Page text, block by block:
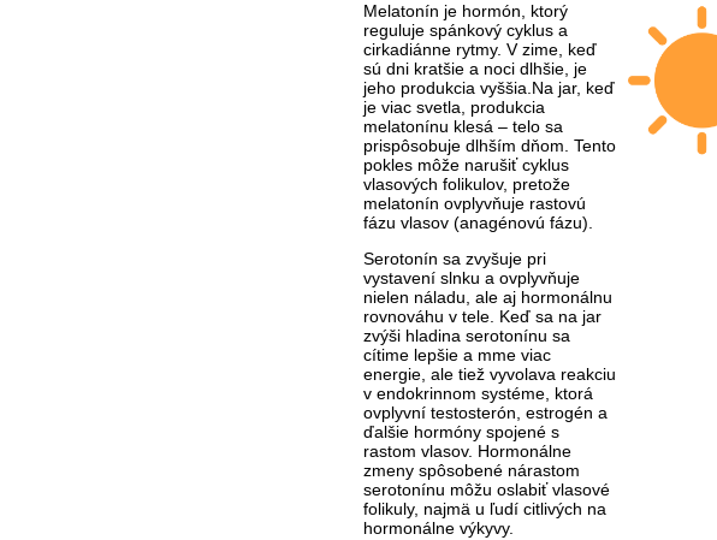
Melatonín je hormón, ktorý
reguluje spánkový cyklus a
cirkadiánne rytmy. V zime, keď
sú dni kratšie a noci dlhšie, je
jeho produkcia vyššia.Na jar, keď
je viac svetla, produkcia
melatonínu klesá – telo sa
prispôsobuje dlhším dňom. Tento
pokles môže narušiť cyklus
vlasových folikulov, pretože
melatonín ovplyvňuje rastovú
fázu vlasov (anagénovú fázu).
Serotonín sa zvyšuje pri
vystavení slnku a ovplyvňuje
nielen náladu, ale aj hormonálnu
rovnováhu v tele. Keď sa na jar
zvýši hladina serotonínu sa
cítime lepšie a mme viac
energie, ale tiež vyvolava reakciu
v endokrinnom systéme, ktorá
ovplyvní testosterón, estrogén a
ďalšie hormóny spojené s
rastom vlasov. Hormonálne
zmeny spôsobené nárastom
serotonínu môžu oslabiť vlasové
folikuly, najmä u ľudí citlivých na
hormonálne výkyvy.